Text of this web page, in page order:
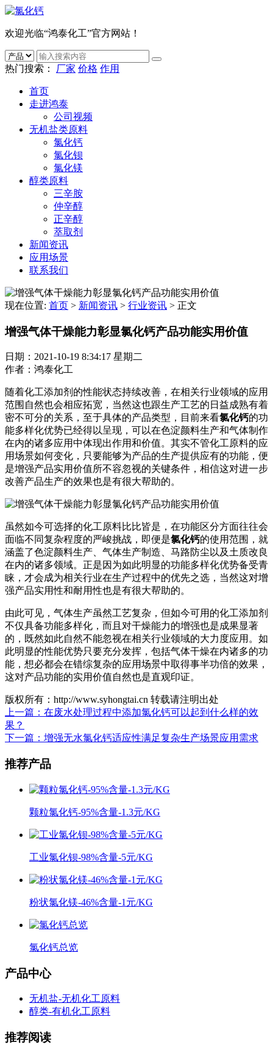
欢迎光临“鸿泰化工”官方网站！
热门搜索： 厂家 价格 作用
首页
走进鸿泰
公司视频
无机盐类原料
氯化钙
氯化钡
氯化镁
醇类原料
三辛胺
仲辛醇
正辛醇
萃取剂
新闻资讯
应用场景
联系我们
现在位置: 首页 > 新闻资讯 > 行业资讯 > 正文
增强气体干燥能力彰显氯化钙产品功能实用价值
日期：2021-10-19 8:34:17 星期二
作者：鸿泰化工
随着化工添加剂的性能状态持续改善，在相关行业领域的应用
范围自然也会相应拓宽，当然这也跟生产工艺的日益成熟有着
密不可分的关系，至于具体的产品类型，目前来看氯化钙的功
能多样化优势已经得以呈现，可以在色淀颜料生产和气体制作
在内的诸多应用中体现出作用和价值。其实不管化工原料的应
用场景如何变化，只要能够为产品的生产提供应有的功能，便
是增强产品实用价值所不容忽视的关键条件，相信这对进一步
改善产品生产的效果也是有很大帮助的。
虽然如今可选择的化工原料比比皆是，在功能区分方面往往会
面临不同复杂程度的严峻挑战，即便是氯化钙的使用范围，就
涵盖了色淀颜料生产、气体生产制造、马路防尘以及土质改良
在内的诸多领域。正是因为如此明显的功能多样化优势备受青
睐，才会成为相关行业在生产过程中的优先之选，当然这对增
强产品实用性和耐用性也是有很大帮助的。
由此可见，气体生产虽然工艺复杂，但如今可用的化工添加剂
不仅具备功能多样化，而且对干燥能力的增强也是成果显著
的，既然如此自然不能忽视在相关行业领域的大力度应用。如
此明显的性能优势只要充分发挥，包括气体干燥在内诸多的功
能，想必都会在错综复杂的应用场景中取得事半功倍的效果，
这对产品功能的实用价值自然也是直观印证。
版权所有：http://www.syhongtai.cn 转载请注明出处
上一篇：在废水处理过程中添加氯化钙可以起到什么样的效
果？
下一篇：增强无水氯化钙适应性满足复杂生产场景应用需求
推荐产品
颗粒氯化钙-95%含量-1.3元/KG
工业氯化钡-98%含量-5元/KG
粉状氯化镁-46%含量-1元/KG
氯化钙总览
产品中心
无机盐-无机化工原料
醇类-有机化工原料
推荐阅读